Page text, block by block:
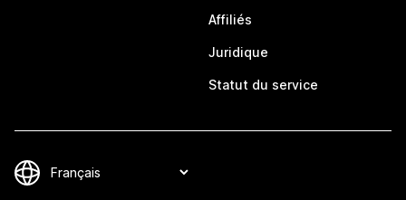
Affiliés
Juridique
Statut du service